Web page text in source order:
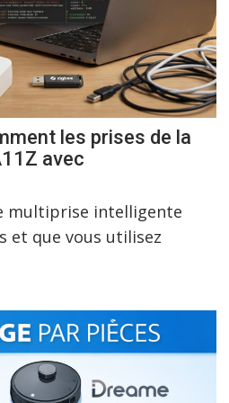
les prises de la
avec
multiprise intelligente
et que vous utilisez